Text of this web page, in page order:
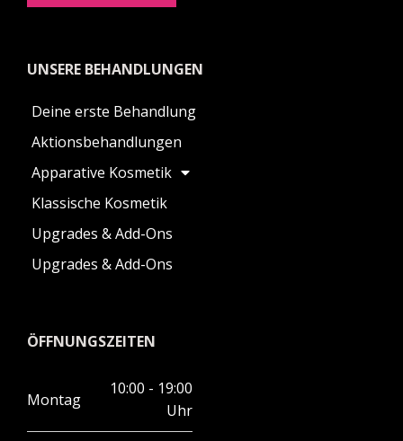
UNSERE BEHANDLUNGEN
Deine erste Behandlung
Aktionsbehandlungen
Apparative Kosmetik
Klassische Kosmetik
Upgrades & Add-Ons
Upgrades & Add-Ons
ÖFFNUNGSZEITEN
Montag
10:00 - 19:00
Uhr